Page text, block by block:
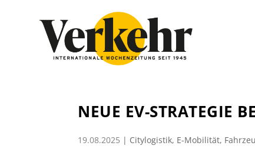
NEUE EV-STRATEGIE
19.08.2025 | Citylogistik, E-Mobilität,